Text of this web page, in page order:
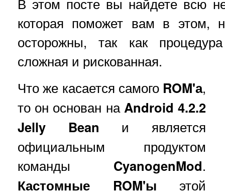
которая поможет вам в этом,
осторожны, так как
сложная и рискованная.
Что же касается самого ROM'а,
то он основан наAndroid 4.2.2
Jelly Bean и является
официальным продуктом
команды CyanogenMod.
Кастомные ROM'ы этой